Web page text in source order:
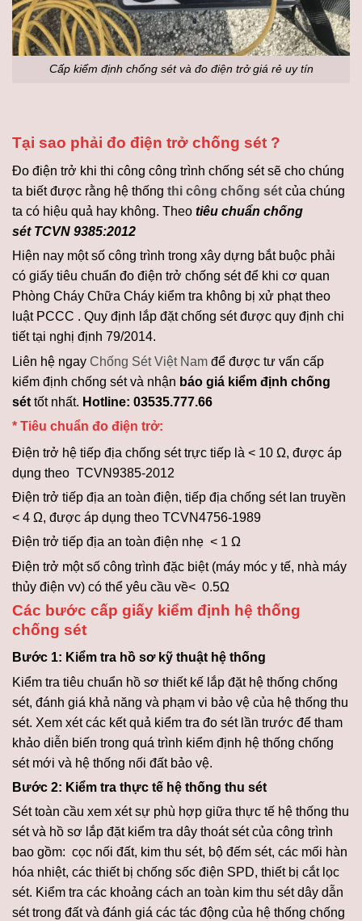
Cấp kiểm định chống sét và đo điện trở giá rẻ uy tín
Tại sao phải đo điện trở chống sét ?
Đo điện trở khi thi công công trình chống sét sẽ cho chúng
ta biết được rằng hệ thống thi công chống sét của chúng
ta có hiệu quả hay không. Theo tiêu chuẩn chống
sét TCVN 9385:2012
Hiện nay một số công trình trong xây dựng bắt buộc phải
có giấy tiêu chuẩn đo điện trở chống sét để khi cơ quan
Phòng Cháy Chữa Cháy kiểm tra không bị xử phạt theo
luật PCCC . Quy định lắp đặt chống sét được quy định chi
tiết tại nghị định 79/2014.
Liên hệ ngay Chống Sét Việt Nam để được tư vấn cấp
kiểm định chống sét và nhận báo giá kiểm định chống
sét tốt nhất. Hotline: 03535.777.66
* Tiêu chuẩn đo điện trở:
Điện trở hệ tiếp địa chống sét trực tiếp là < 10 Ω, được áp
dụng theo TCVN9385-2012
Điện trở tiếp địa an toàn điện, tiếp địa chống sét lan truyền
< 4 Ω, được áp dụng theo TCVN4756-1989
Điện trở tiếp địa an toàn điện nhẹ < 1 Ω
Điện trở một số công trình đặc biệt (máy móc y tế, nhà máy
thủy điện vv) có thể yêu cầu về< 0.5Ω
Các bước cấp giấy kiểm định hệ thống
chống sét
Bước 1: Kiểm tra hồ sơ kỹ thuật hệ thống
Kiểm tra tiêu chuẩn hồ sơ thiết kế lắp đặt hệ thống chống
sét, đánh giá khả năng và phạm vi bảo vệ của hệ thống thu
sét. Xem xét các kết quả kiểm tra đo sét lần trước để tham
khảo diễn biến trong quá trình kiểm định hệ thống chống
sét mới và hệ thống nối đất bảo vệ.
Bước 2: Kiểm tra thực tế hệ thống thu sét
Sét toàn cầu xem xét sự phù hợp giữa thực tế hệ thống thu
sét và hồ sơ lắp đặt kiểm tra dây thoát sét của công trình
bao gồm: cọc nối đất, kim thu sét, bộ đếm sét, các mối hàn
hóa nhiệt, các thiết bị chống sốc điện SPD, thiết bị cắt lọc
sét. Kiểm tra các khoảng cách an toàn kim thu sét dây dẫn
sét trong đất và đánh giá các tác động của hệ thống chống